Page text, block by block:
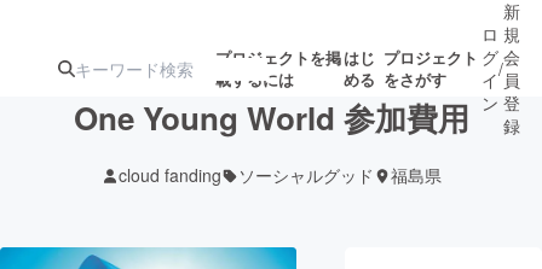
プロジェクトを掲
載するには
はじ
める
プロジェクト
をさがす
ロ
グ
イ
ン
/
新
規
会
員
登
録
One Young World 参加費用
cloud fanding ソーシャルグッド 福島県